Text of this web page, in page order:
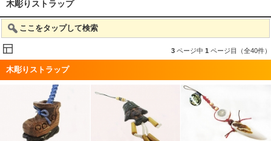
木彫りストラップ
ここをタップして検索
3 ページ中 1 ページ目（全40件）
木彫りストラップ